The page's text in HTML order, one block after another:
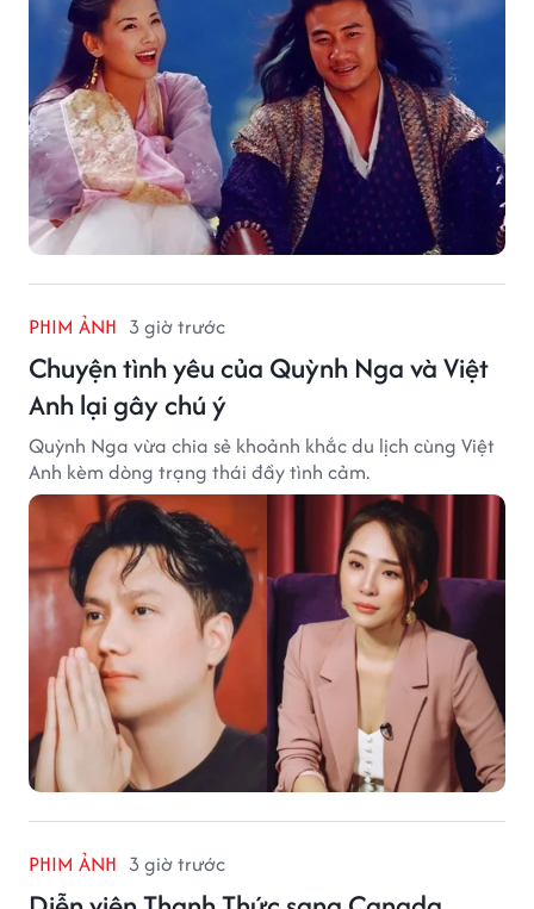
PHIM ẢNH 3 giờ trước
Chuyện tình yêu của Quỳnh Nga và Việt
Anh lại gây chú ý
Quỳnh Nga vừa chia sẻ khoảnh khắc du lịch cùng Việt
Anh kèm dòng trạng thái đầy tình cảm.
PHIM ẢNH 3 giờ trước